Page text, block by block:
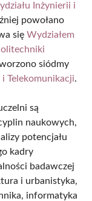
Inżynierii i
powołano
się Wydziałem
siódmy
Telekomunikacji.
są
naukowych,
potencjału
kadry
badawczej
i urbanistyka,
informatyka